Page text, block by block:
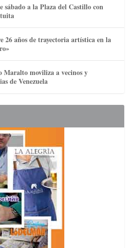
sábado a la Plaza del Castillo con
26 años de trayectoria artística en la
moviliza a vecinos y
de Venezuela